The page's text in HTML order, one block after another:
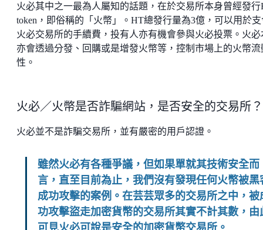
火必其中之一最為人屬知的話題，在於交易所本身曾經發行
token，即俗稱的「火幣」。HT總發行量為3億，可以用於支
火必交易所的手續費，投有人亦有機會參與火必投票。火必
亦會透過分發、回購或是增發火幣等，控制市場上的火幣流
性。
火必／火幣是否詐騙網站，是否安全的交易所？
火必並不是詐騙交易所，並有嚴密的用戶認證。
雖然火必有各種爭議，但如果單就其技術安全而
言，直至目前為止，我們沒有發現任何火幣被黑
成功攻擊的案例。在芸芸眾多的交易所之中，被
功攻擊盜走加密貨幣的交易所其實不計其數，由